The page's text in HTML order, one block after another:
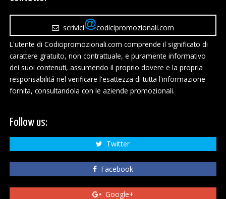
scrivici
codicipromozionali.com
L'utente di Codicipromozionali.com comprende il significato di
carattere gratuito, non contrattuale, e puramente informativo
dei suoi contenuti, assumendo il proprio dovere e la propria
responsabilitá nel verificare l'esattezza di tutta l'informazione
fornita, consultandola con le aziende promozionali.
Follow us:
Twitter
Facebook
Google+